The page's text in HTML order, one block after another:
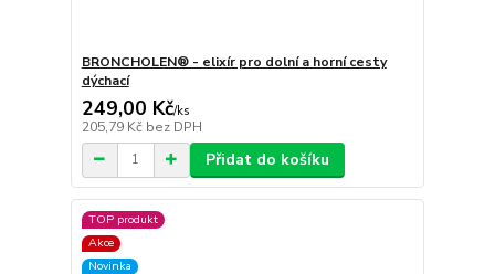
BRONCHOLEN® - elixír pro dolní a horní cesty
dýchací
249,00 Kč/ks
205,79 Kč bez DPH
Přidat do košíku
TOP produkt
Akce
Novinka